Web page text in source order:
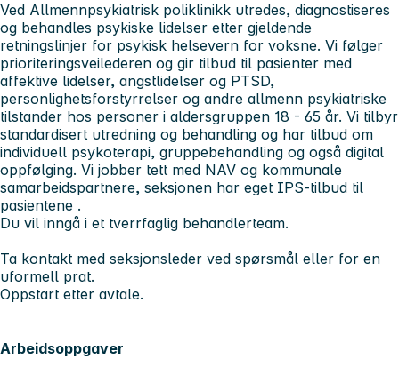
Ved Allmennpsykiatrisk poliklinikk utredes, diagnostiseres
og behandles psykiske lidelser etter gjeldende
retningslinjer for psykisk helsevern for voksne. Vi følger
prioriteringsveilederen og gir tilbud til pasienter med
affektive lidelser, angstlidelser og PTSD,
personlighetsforstyrrelser og andre allmenn psykiatriske
tilstander hos personer i aldersgruppen 18 - 65 år. Vi tilbyr
standardisert utredning og behandling og har tilbud om
individuell psykoterapi, gruppebehandling og også digital
oppfølging. Vi jobber tett med NAV og kommunale
samarbeidspartnere, seksjonen har eget IPS-tilbud til
pasientene .
Du vil inngå i et tverrfaglig behandlerteam.
Ta kontakt med seksjonsleder ved spørsmål eller for en
uformell prat.
Oppstart etter avtale.
Arbeidsoppgaver